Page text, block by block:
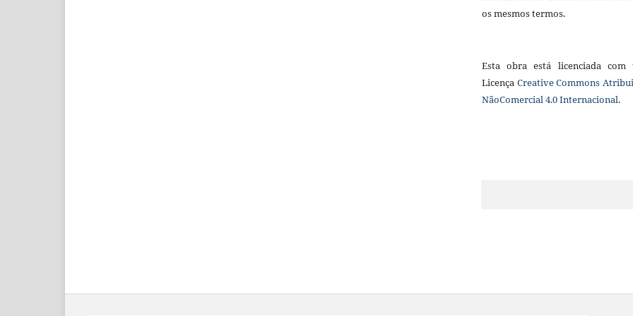
os mesmos termos.
Esta obra está licenciada com
Licença Creative Commons
NãoComercial 4.0 Internacional.